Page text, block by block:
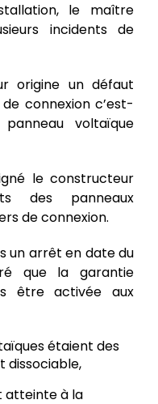
le maître
incidents de
origine un défaut
connexion c’est-
voltaïque
le constructeur
des panneaux
de connexion.
un arrêt en date du
que la garantie
être activée aux
étaient des
dissociable,
atteinte à la